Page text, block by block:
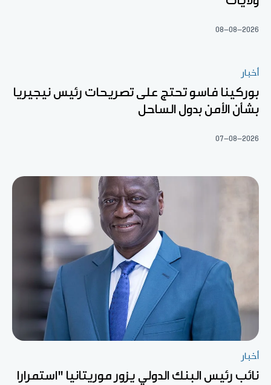
08-08-2026
أخبار
بوركينا فاسو تحتج على تصريحات رئيس نيجيريا
بشأن الأمن بدول الساحل
07-08-2026
أخبار
نائب رئيس البنك الدولي يزور موريتانيا "استمرارا